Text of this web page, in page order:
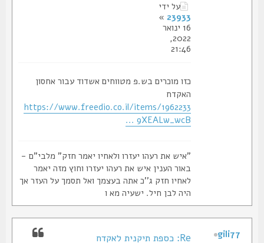
על ידי
23933
»
16 ינואר
2022,
21:46
כזו מוכרים בש.פ מטווחים אשדוד עבור אחסון
האקדח
https://www.freedio.co.il/items/1962233
... 9XEALw_wcB
"איש את רעהו יעזרו ולאחיו יאמר חזק" מלבי"ם -
באור הענין איש את רעהו יעזרו וחוץ מזה יאמר
לאחיו חזק ג''כ אתה בעצמך ואל תסמך על העזר אך
היה לבן חיל. ישעיה מא ו
gili77